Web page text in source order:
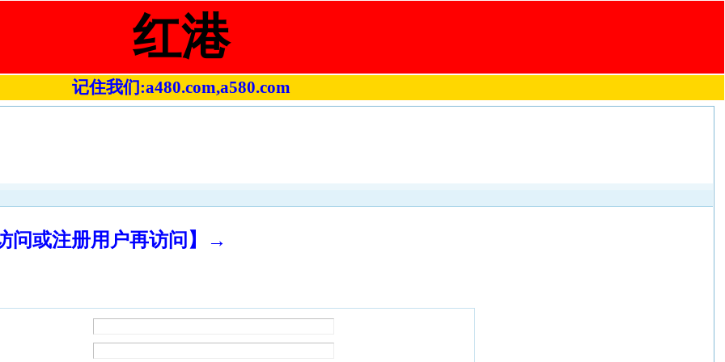
红港
记住我们:a480.com,a580.com
问或注册用户再访问】→